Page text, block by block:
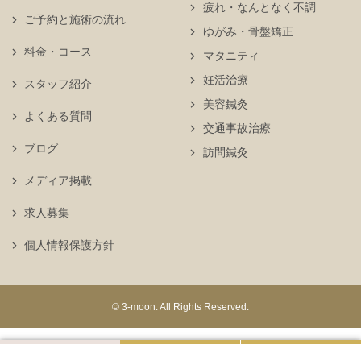
疲れ・なんとなく不調
ゆがみ・骨盤矯正
マタニティ
妊活治療
美容鍼灸
交通事故治療
訪問鍼灸
ご予約と施術の流れ
料金・コース
スタッフ紹介
よくある質問
ブログ
メディア掲載
求人募集
個人情報保護方針
© 3-moon. All Rights Reserved.